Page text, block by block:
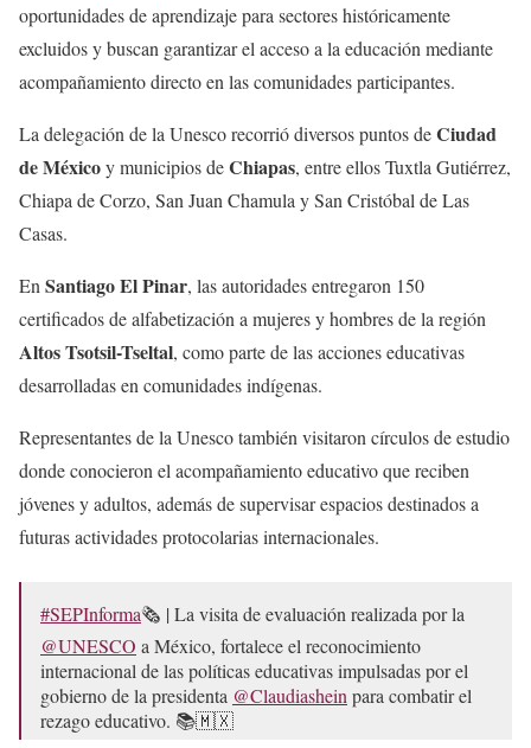
oportunidades de aprendizaje para sectores históricamente
excluidos y buscan garantizar el acceso a la educación mediante
acompañamiento directo en las comunidades participantes.
La delegación de la Unesco recorrió diversos puntos deCiudad
de Méxicoy municipios deChiapas, entre ellos Tuxtla Gutiérrez,
Chiapa de Corzo, San Juan Chamula y San Cristóbal de Las
Casas.
En Santiago El Pinar, las autoridades entregaron 150
certificados de alfabetización a mujeres y hombres de la región
Altos Tsotsil-Tseltal, como parte de las acciones educativas
desarrolladas en comunidades indígenas.
Representantes de la Unesco también visitaron círculos de estudio
donde conocieron el acompañamiento educativo que reciben
jóvenes y adultos, además de supervisar espacios destinados a
futuras actividades protocolarias internacionales.
#SEPInforma🗞️ | La visita de evaluación realizada por la
@UNESCO a México, fortalece el reconocimiento
internacional de las políticas educativas impulsadas por el
gobierno de la presidenta @Claudiashein para combatir el
rezago educativo. 📚🇲🇽